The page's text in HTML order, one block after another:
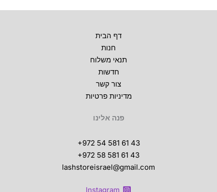
דף הבית
חנות
תנאי משלוח
חדשות
צור קשר
מדיניות פרטיות
פנה אלינו
+972 54 581 61 43
+972 58 581 61 43
lashstoreisrael@gmail.com
Instagram